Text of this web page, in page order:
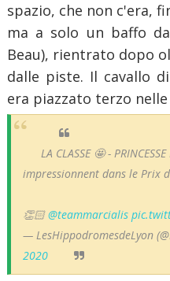
spazio, che non c'era,
ma a solo un baffo da
Beau), rientrato dopo
dalle piste. Il cavallo
era piazzato terzo
LA CLASSE 🤩 -
impressionnent dans le Prix
👏🏻@teammarcialis
— LesHippodromesdeLyon
2020